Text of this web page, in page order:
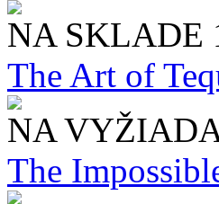
NA SKLADE
The Art of
NA
The